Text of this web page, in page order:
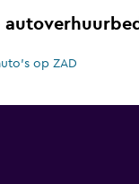
op ZAD